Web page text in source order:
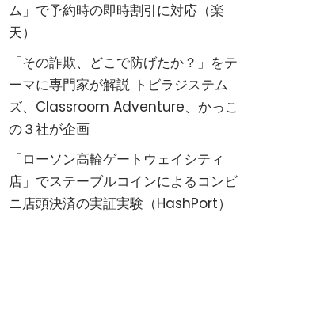
ム」で予約時の即時割引に対応（楽
天）
「その詐欺、どこで防げたか？」をテ
ーマに専門家が解説 トビラジステム
ズ、Classroom Adventure、かっこ
の３社が企画
「ローソン高輪ゲートウェイシティ
店」でステーブルコインによるコンビ
ニ店頭決済の実証実験（HashPort）